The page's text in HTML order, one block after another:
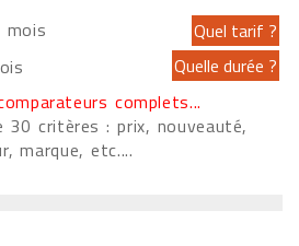
complets...
30 critères : prix, nouveauté,
marque, etc....